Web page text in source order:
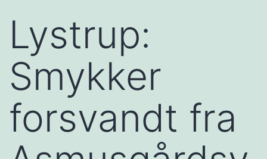
Lystrup:
Smykker
forsvandt fra